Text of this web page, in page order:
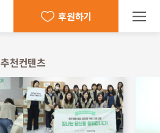
후원하기
추천컨텐츠